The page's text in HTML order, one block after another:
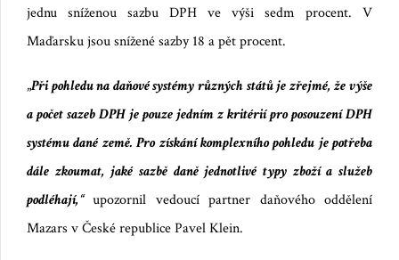
jednu sníženou sazbu DPH ve výši sedm procent. V
Maďarsku jsou snížené sazby 18 a pět procent.
„Při pohledu na daňové systémy různých států je zřejmé, že výše
a počet sazeb DPH je pouze jedním z kritérií pro posouzení DPH
systému dané země. Pro získání komplexního pohledu je potřeba
dále zkoumat, jaké sazbě daně jednotlivé typy zboží a služeb
podléhají,“upozornil vedoucí partner daňového oddělení
Mazars v České republice Pavel Klein.